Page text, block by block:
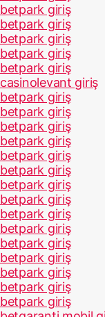
betpark giriş
betpark giriş
betpark giriş
betpark giriş
betpark giriş
casinolevant giriş
betpark giriş
betpark giriş
betpark giriş
betpark giriş
betpark giriş
betpark giriş
betpark giriş
betpark giriş
betpark giriş
betpark giriş
betpark giriş
betpark giriş
betpark giriş
betpark giriş
betpark giriş